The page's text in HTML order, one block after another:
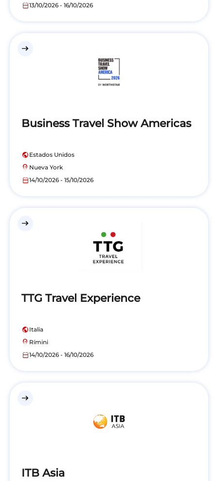
calendar_today13/10/2026 - 16/10/2026
east
Business Travel Show Americas
public Estados Unidos
location_on Nueva York
calendar_today14/10/2026 - 15/10/2026
east
TTG Travel Experience
public Italia
location_on Rímini
calendar_today14/10/2026 - 16/10/2026
east
ITB Asia